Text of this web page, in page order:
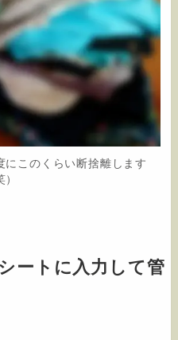
にこのくらい断捨離します
）
ートに入力して管